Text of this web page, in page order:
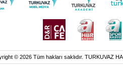
© 2026 Tüm hakları saklıdır. TURKUVAZ